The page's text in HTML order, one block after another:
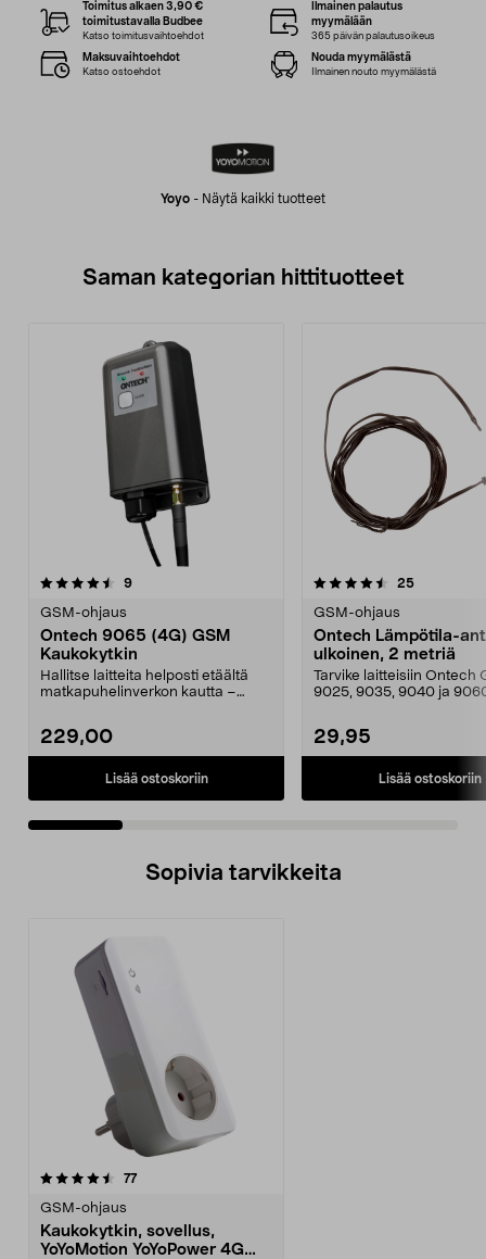
Yoyo - Näytä kaikki tuotteet
Toimitus alkaen 3,90 €
toimitustavalla Budbee
Katso toimitusvaihtoehdot
Ilmainen palautus
myymälään
365 päivän palautusoikeus
Maksuvaihtoehdot
Katso ostoehdot
Nouda myymälästä
Ilmainen nouto myymälästä
Saman kategorian hittituotteet
9arvostelut
GSM-ohjaus
Ontech 9065 (4G) GSM
Kaukokytkin
Hallitse laitteita helposti etäältä
matkapuhelinverkon kautta –
229,00
Lisää ostoskoriin
4.5 viidestä
25arvostelut
GSM-ohjaus
Ontech Lämpötila-
ulkoinen, 2 metriä
Tarvike laitteisiin Ontech
9025, 9035, 9040 ja
29,95
Lisää ostoskoriin
4.5 viidestä
Sopivia tarvikkeita
77arvostelut
GSM-ohjaus
Kaukokytkin, sovellus,
YoYoMotion YoYoPower 4G